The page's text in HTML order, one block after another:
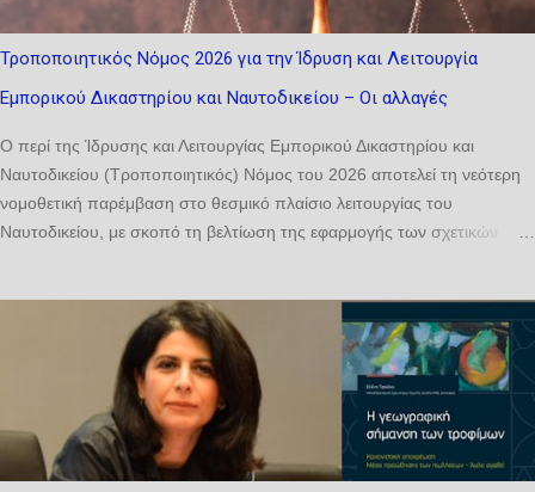
Τροποποιητικός Νόμος 2026 για την Ίδρυση και Λειτουργία
Εμπορικού Δικαστηρίου και Ναυτοδικείου – Οι αλλαγές
Ο περί της Ίδρυσης και Λειτουργίας Εμπορικού Δικαστηρίου και
Ναυτοδικείου (Τροποποιητικός) Νόμος του 2026 αποτελεί τη νεότερη
νομοθετική παρέμβαση στο θεσμικό πλαίσιο λειτουργίας του
Ναυτοδικείου, με σκοπό τη βελτίωση της εφαρμογής των σχετικών
εισάγονται αφορούν κυρίως δύο ζητήματα: αφενός τη διευκρίνιση της
σύνθεσης του Δικαστηρίου και αφετέρου την ενίσχυση της ευελιξίας ως
προς τον ορισμό δικαστών για την εκδίκαση υποθέσεων σε περίπτωση
κωλύματος ή άλλων ειδικών περιστάσεων. 1. Τροποποίηση του
άρθρου 18 του βασικού νόμου Με την τροποποίηση του άρθρου 18,
παράγραφος (α) του εδαφίου (2), προστίθεται η λέξη «έως» αμέσως